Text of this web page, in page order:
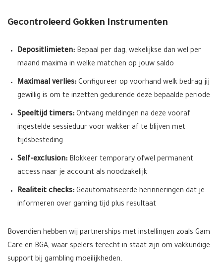
Gecontroleerd Gokken Instrumenten
Depositlimieten: Bepaal per dag, wekelijkse dan wel per
maand maxima in welke matchen op jouw saldo
Maximaal verlies: Configureer op voorhand welk bedrag jij
gewillig is om te inzetten gedurende deze bepaalde periode
Speeltijd timers: Ontvang meldingen na deze vooraf
ingestelde sessieduur voor wakker af te blijven met
tijdsbesteding
Self-exclusion: Blokkeer temporary ofwel permanent
access naar je account als noodzakelijk
Realiteit checks: Geautomatiseerde herinneringen dat je
informeren over gaming tijd plus resultaat
Bovendien hebben wij partnerships met instellingen zoals Gam
Care en BGA, waar spelers terecht in staat zijn om vakkundige
support bij gambling moeilijkheden.